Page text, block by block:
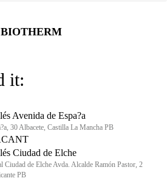
BIOTHERM
it:
Avenida de Espa?a
30 Albacete, Castilla La Mancha PB
Ciudad de Elche
Ciudad de Elche Avda. Alcalde Ramón Pastor, 2
PB